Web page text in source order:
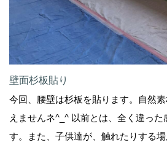
壁面杉板貼り
今回、腰壁は杉板を貼ります。自然
えませんネ^_^ 以前とは、全く違った
す。また、子供達が、触れたりする